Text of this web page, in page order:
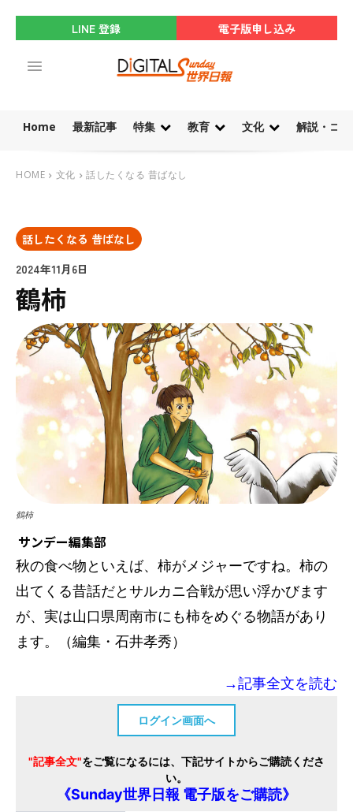
LINE 登録 電子版申し込み
Home 最新記事 特集 教育 文化 解説・コ
HOME 文化 話したくなる 昔ばなし
話したくなる 昔ばなし
2024年11月6日
鶴柿
鶴柿
サンデー編集部
秋の食べ物といえば、柿がメジャーですね。柿の
出てくる昔話だとサルカニ合戦が思い浮かびます
が、実は山口県周南市にも柿をめぐる物語があり
ます。（編集・石井孝秀）
→記事全文を読む
ログイン画面へ
"記事全文"をご覧になるには、下記サイトからご購読くださ
い。
《Sunday世界日報 電子版をご購読》